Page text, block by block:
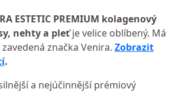
ESTETIC PREMIUM kolagenový
nehty a pleťje velice oblíbený. Má
značka Venira. Zobrazit
.
a nejúčinnější prémiový